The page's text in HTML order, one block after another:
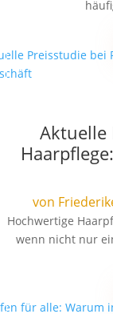
Aktuelle
von
Hochwertige
wenn nicht nur